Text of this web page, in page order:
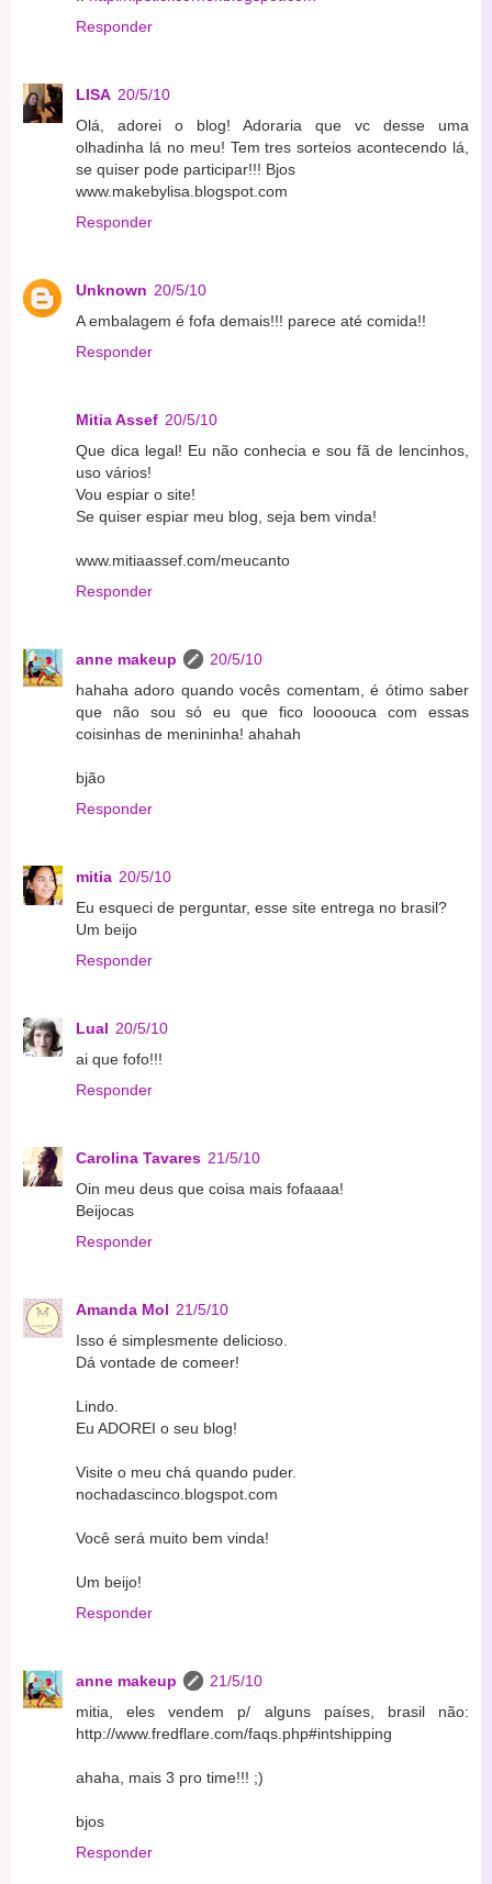
Responder
LISA 20/5/10
Olá, adorei o blog! Adoraria que vc desse uma
olhadinha lá no meu! Tem tres sorteios acontecendo lá,
se quiser pode participar!!! Bjos
www.makebylisa.blogspot.com
Responder
Unknown 20/5/10
A embalagem é fofa demais!!! parece até comida!!
Responder
Mitia Assef 20/5/10
Que dica legal! Eu não conhecia e sou fã de lencinhos,
uso vários!
Vou espiar o site!
Se quiser espiar meu blog, seja bem vinda!
www.mitiaassef.com/meucanto
Responder
anne makeup
20/5/10
hahaha adoro quando vocês comentam, é ótimo saber
que não sou só eu que fico loooouca com essas
coisinhas de menininha! ahahah
bjão
Responder
mitia 20/5/10
Eu esqueci de perguntar, esse site entrega no brasil?
Um beijo
Responder
Lual 20/5/10
ai que fofo!!!
Responder
Carolina Tavares 21/5/10
Oin meu deus que coisa mais fofaaaa!
Beijocas
Responder
Amanda Mol 21/5/10
Isso é simplesmente delicioso.
Dá vontade de comeer!
Lindo.
Eu ADOREI o seu blog!
Visite o meu chá quando puder.
nochadascinco.blogspot.com
Você será muito bem vinda!
Um beijo!
Responder
anne makeup
21/5/10
mitia, eles vendem p/ alguns países, brasil não:
http://www.fredflare.com/faqs.php#intshipping
ahaha, mais 3 pro time!!! ;)
bjos
Responder